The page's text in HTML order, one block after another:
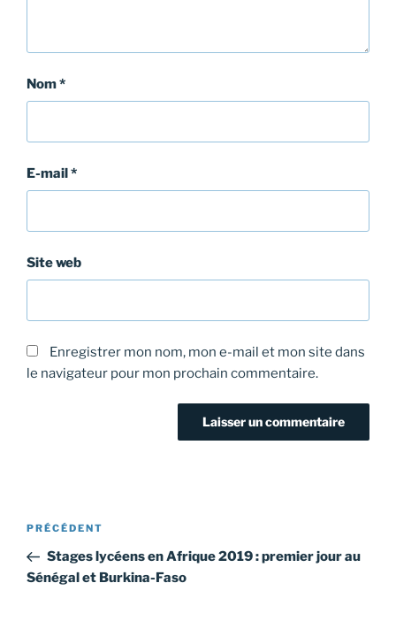
Nom*
E-mail*
Site web
Enregistrer mon nom, mon e-mail et mon site dans
le navigateur pour mon prochain commentaire.
Navigation
l’article
Article
précédent
PRÉCÉDENT
Stages lycéens en Afrique 2019 : premier jour au
Sénégal et Burkina-Faso